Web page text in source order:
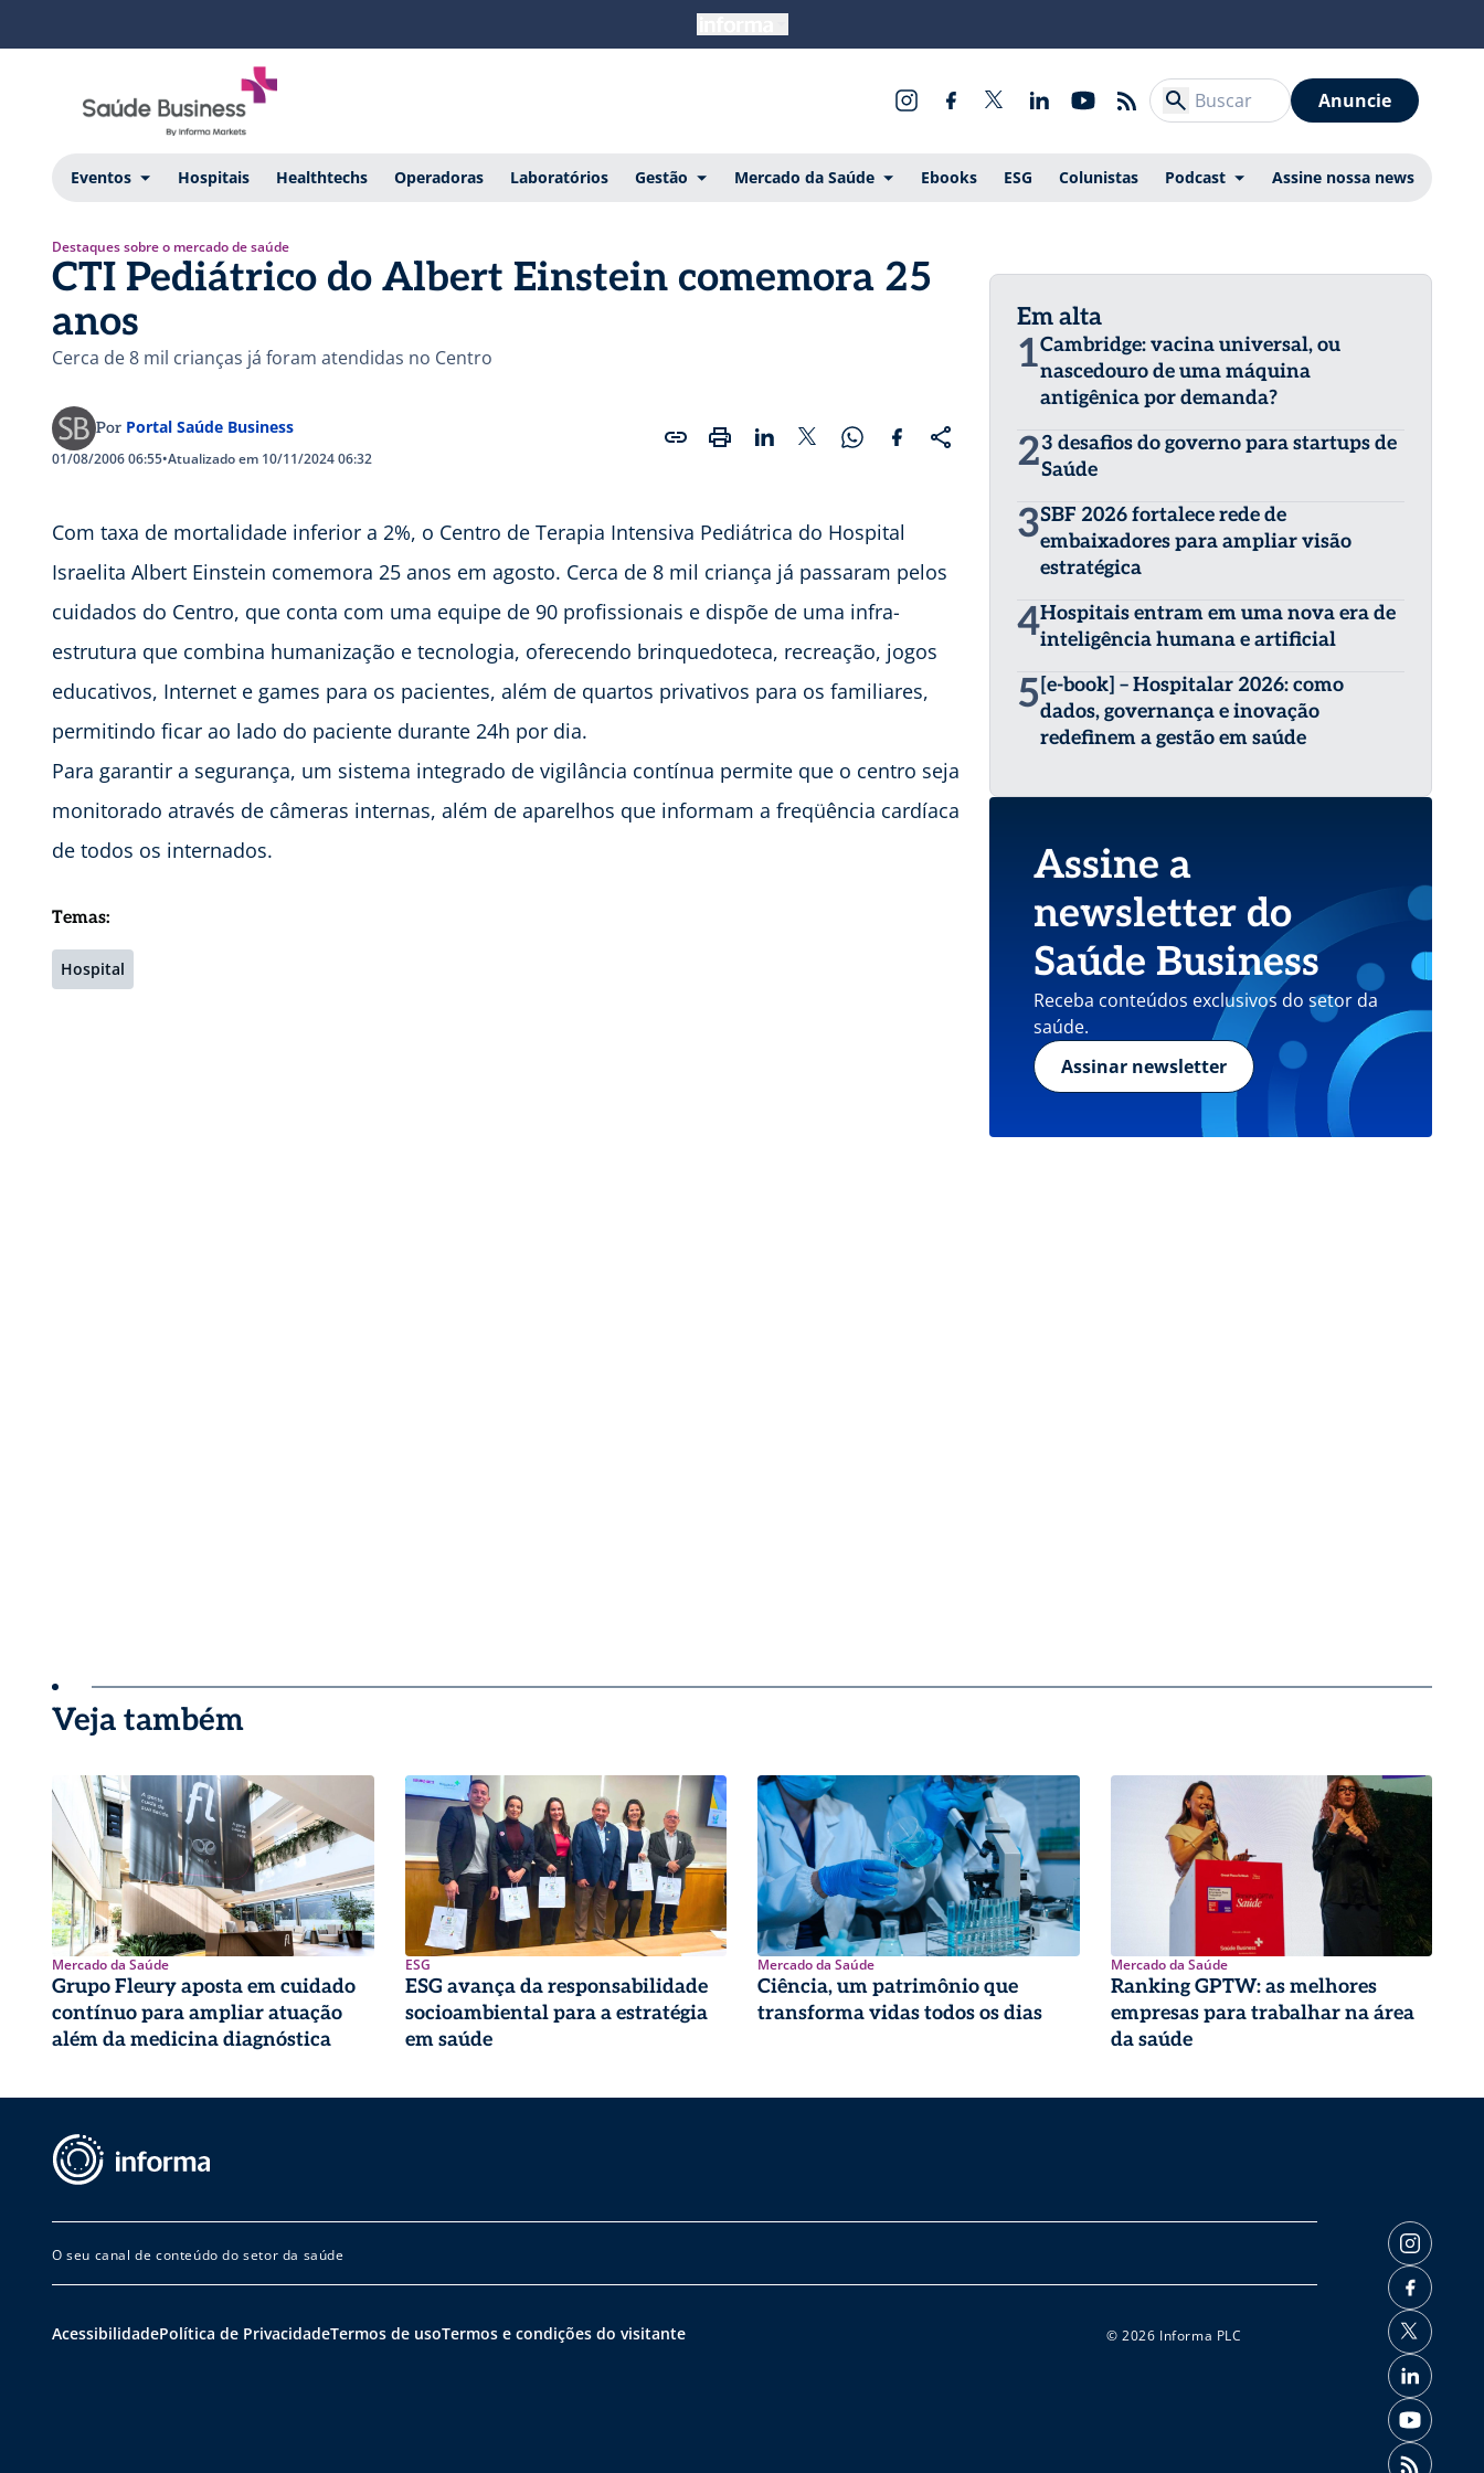
Anuncie
Eventos Hospitais Healthtechs Operadoras Laboratórios Gestão Mercado da Saúde Ebooks ESG Colunistas Podcast Assine nossa news
Destaques sobre o mercado de saúde
CTI Pediátrico do Albert Einstein comemora 25
anos
Cerca de 8 mil crianças já foram atendidas no Centro
Por Portal Saúde Business
01/08/2006 06:55•Atualizado em 10/11/2024 06:32
Com taxa de mortalidade inferior a 2%, o Centro de Terapia Intensiva Pediátrica do Hospital
Israelita Albert Einstein comemora 25 anos em agosto. Cerca de 8 mil criança já passaram pelos
cuidados do Centro, que conta com uma equipe de 90 profissionais e dispõe de uma infra-
estrutura que combina humanização e tecnologia, oferecendo brinquedoteca, recreação, jogos
educativos, Internet e games para os pacientes, além de quartos privativos para os familiares,
permitindo ficar ao lado do paciente durante 24h por dia.
Para garantir a segurança, um sistema integrado de vigilância contínua permite que o centro seja
monitorado através de câmeras internas, além de aparelhos que informam a freqüência cardíaca
de todos os internados.
Temas:
Hospital
Em alta
1Cambridge: vacina universal, ou
nascedouro de uma máquina
antigênica por demanda?
23 desafios do governo para startups de
Saúde
3SBF 2026 fortalece rede de
embaixadores para ampliar visão
estratégica
4Hospitais entram em uma nova era de
inteligência humana e artificial
5 [e-book] – Hospitalar 2026: como
dados, governança e inovação
redefinem a gestão em saúde
Assine a
newsletter do
Saúde Business
Receba conteúdos exclusivos do setor da
saúde.
Assinar newsletter
Veja também
Mercado da Saúde
Grupo Fleury aposta em cuidado
contínuo para ampliar atuação
além da medicina diagnóstica
ESG
ESG avança da responsabilidade
socioambiental para a estratégia
em saúde
Mercado da Saúde
Ciência, um patrimônio que
transforma vidas todos os dias
Mercado da Saúde
Ranking GPTW: as melhores
empresas para trabalhar na área
da saúde
O seu canal de conteúdo do setor da saúde
AcessibilidadePolítica de PrivacidadeTermos de usoTermos e condições do visitante © 2026 Informa PLC